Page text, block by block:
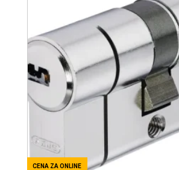
CENA ZA ONLINE